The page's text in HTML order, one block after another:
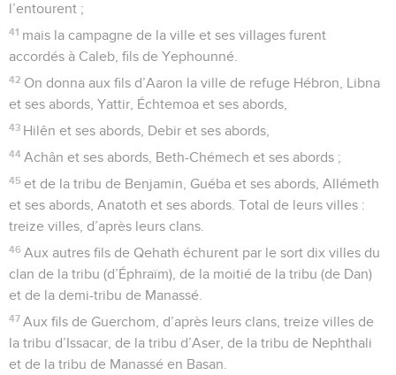
l’entourent ;
41 mais la campagne de la ville et ses villages furent
accordés à Caleb, fils de Yephounné.
42 On donna aux fils d’Aaron la ville de refuge Hébron, Libna
et ses abords, Yattir, Échtemoa et ses abords,
43 Hilên et ses abords, Debir et ses abords,
44 Achân et ses abords, Beth-Chémech et ses abords ;
45 et de la tribu de Benjamin, Guéba et ses abords, Allémeth
et ses abords, Anatoth et ses abords. Total de leurs villes :
treize villes, d’après leurs clans.
46 Aux autres fils de Qehath échurent par le sort dix villes du
clan de la tribu (d’Éphraïm), de la moitié de la tribu (de Dan)
et de la demi-tribu de Manassé.
47 Aux fils de Guerchom, d’après leurs clans, treize villes de
la tribu d’Issacar, de la tribu d’Aser, de la tribu de Nephthali
et de la tribu de Manassé en Basan.